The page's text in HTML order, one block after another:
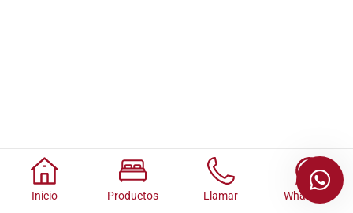
Inicio Productos Llamar Whatsapp